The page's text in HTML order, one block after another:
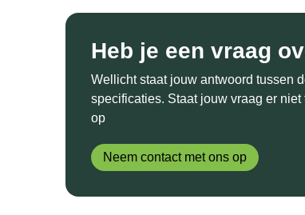
Heb je een vraag
Wellicht staat jouw antwoord tussen
specificaties. Staat jouw vraag er
op
Neem contact met ons op